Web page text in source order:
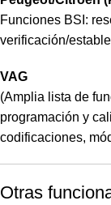
Funciones BSI:
verificación/
VAG
(Amplia lista de
programación y
codificaciones,
Otras